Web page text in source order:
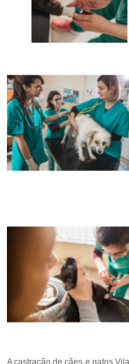
A castração de cães e gatos